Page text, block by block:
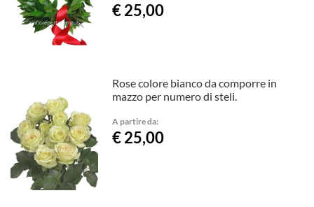
€ 25,00
Rose colore bianco da comporre in
mazzo per numero di steli.
A partire da:
€ 25,00